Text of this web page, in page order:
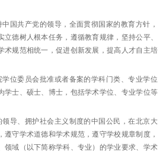
国共产党的领导，全面贯彻国家的教育方针，
德树人根本任务，遵循教育规律，坚持公平、
术规范相统一，促进创新发展，提高人才自主培
位委员会批准或者备案的学科门类、专业学位
学士、硕士、博士，包括学术学位、专业学位等
导、拥护社会主义制度的中国公民，在北京大
守学术道德和学术规范，遵守学校规章制度，
领域（以下简称学科、专业）的学业要求、学术